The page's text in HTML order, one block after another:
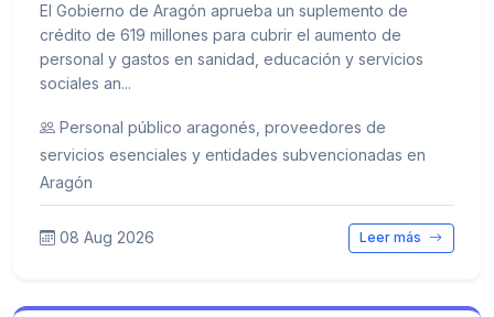
El Gobierno de Aragón aprueba un suplemento de
crédito de 619 millones para cubrir el aumento de
personal y gastos en sanidad, educación y servicios
sociales an...
Personal público aragonés, proveedores de
servicios esenciales y entidades subvencionadas en
Aragón
08 Aug 2026 Leer más